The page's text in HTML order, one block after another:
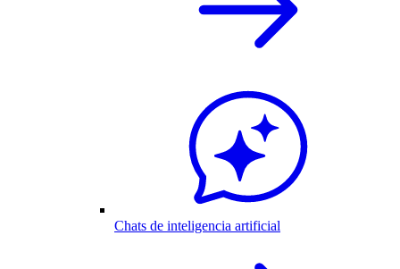
Chats de inteligencia artificial